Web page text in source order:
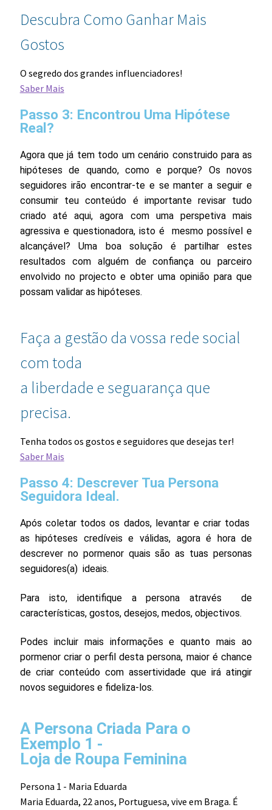
Descubra Como Ganhar Mais
Gostos
O segredo dos grandes influenciadores!
Saber Mais
Passo 3: Encontrou Uma Hipótese
Real?
Agora que já tem todo um cenário construido para as
hipóteses de quando, como e porque? Os novos
seguidores irão encontrar-te e se manter a seguir e
consumir teu conteúdo é importante revisar tudo
criado até aqui, agora com uma perspetiva mais
agressiva e questionadora, isto é mesmo possível e
alcançável? Uma boa solução é partilhar estes
resultados com alguém de confiança ou parceiro
envolvido no projecto e obter uma opinião para que
possam validar as hipóteses.
Faça a gestão da vossa rede social
com toda
a liberdade e seguarança que
precisa.
Tenha todos os gostos e seguidores que desejas ter!
Saber Mais
Passo 4: Descrever Tua Persona
Seguidora Ideal.
Após coletar todos os dados, levantar e criar todas
as hipóteses credíveis e válidas, agora é hora de
descrever no pormenor quais são as tuas personas
seguidores(a) ideais.
Para isto, identifique a persona através de
características, gostos, desejos, medos, objectivos.
Podes incluir mais informações e quanto mais ao
pormenor criar o perfil desta persona, maior é chance
de criar conteúdo com assertividade que irá atingir
novos seguidores e fideliza-los.
A Persona Criada Para o
Exemplo 1 -
Loja de Roupa Feminina
Persona 1 - Maria Eduarda
Maria Eduarda, 22 anos, Portuguesa, vive em Braga. É